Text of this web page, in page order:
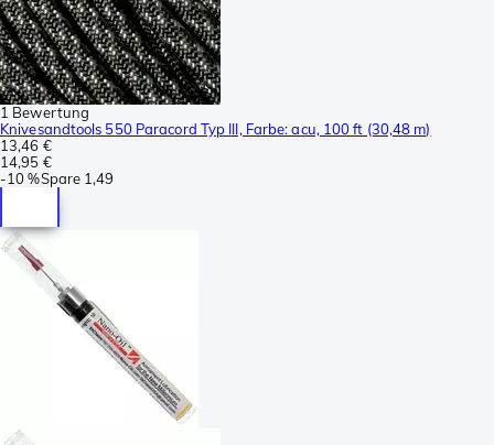
1 Bewertung
Knivesandtools 550 Paracord Typ III, Farbe: acu, 100 ft (30,48 m)
13,46 €
14,95 €
-10 %Spare 1,49